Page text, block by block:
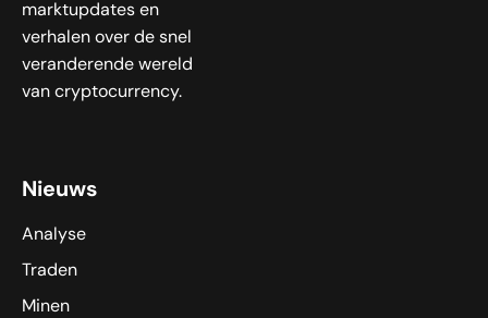
marktupdates en
verhalen over de snel
veranderende wereld
van cryptocurrency.
Nieuws
Analyse
Traden
Minen